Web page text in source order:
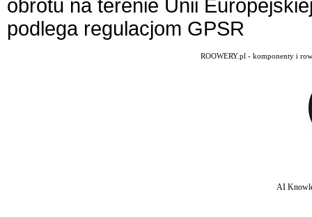
obrotu na terenie Unii
podlega regulacjom GPSR
ROOWERY.pl - komponenty i
AI